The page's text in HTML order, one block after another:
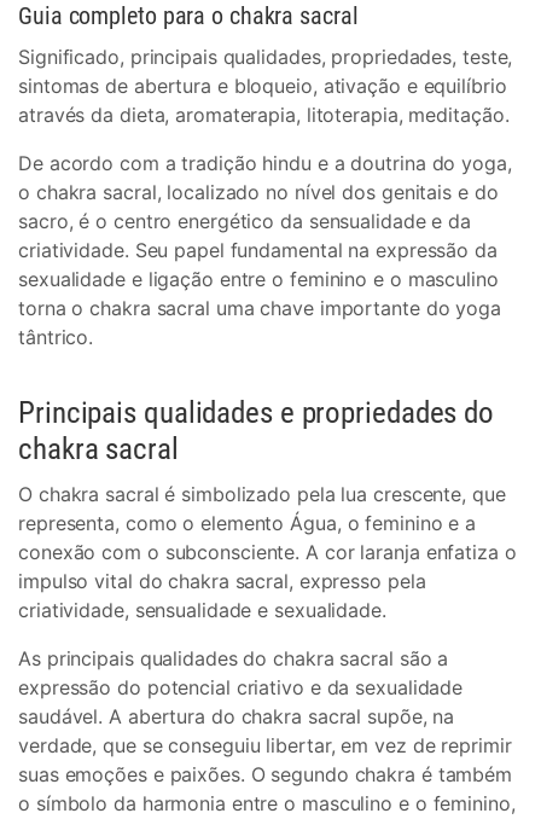
Guia completo para o chakra sacral
Significado, principais qualidades, propriedades, teste,
sintomas de abertura e bloqueio, ativação e equilíbrio
através da dieta, aromaterapia, litoterapia, meditação.
De acordo com a tradição hindu e a doutrina do yoga,
o chakra sacral, localizado no nível dos genitais e do
sacro, é o centro energético da sensualidade e da
criatividade. Seu papel fundamental na expressão da
sexualidade e ligação entre o feminino e o masculino
torna o chakra sacral uma chave importante do yoga
tântrico.
Principais qualidades e propriedades do
chakra sacral
O chakra sacral é simbolizado pela lua crescente, que
representa, como o elemento Água, o feminino e a
conexão com o subconsciente. A cor laranja enfatiza o
impulso vital do chakra sacral, expresso pela
criatividade, sensualidade e sexualidade.
As principais qualidades do chakra sacral são a
expressão do potencial criativo e da sexualidade
saudável. A abertura do chakra sacral supõe, na
verdade, que se conseguiu libertar, em vez de reprimir
suas emoções e paixões. O segundo chakra é também
o símbolo da harmonia entre o masculino e o feminino,